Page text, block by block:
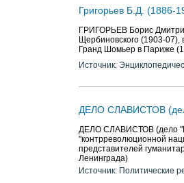
Григорьев Б.Д. (1886-
ГРИГОРЬЕВ Борис
Щербиновского (1903-07),
Гранд Шомьер в Париже
Источник:
ДЕЛО СЛАВИСТОВ
ДЕЛО СЛАВИСТОВ (дело
"контрреволюционной
представителей
Ленинграда)
Источник: Политические